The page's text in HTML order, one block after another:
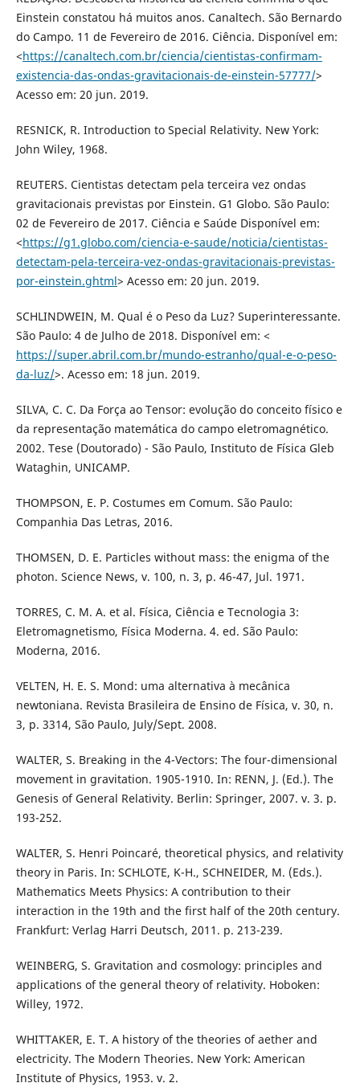
Einstein constatou há muitos anos. Canaltech. São Bernardo
do Campo. 11 de Fevereiro de 2016. Ciência. Disponível em:
<https://canaltech.com.br/ciencia/cientistas-confirmam-
existencia-das-ondas-gravitacionais-de-einstein-57777/>
Acesso em: 20 jun. 2019.
RESNICK, R. Introduction to Special Relativity. New York:
John Wiley, 1968.
REUTERS. Cientistas detectam pela terceira vez ondas
gravitacionais previstas por Einstein. G1 Globo. São Paulo:
02 de Fevereiro de 2017. Ciência e Saúde Disponível em:
<https://g1.globo.com/ciencia-e-saude/noticia/cientistas-
detectam-pela-terceira-vez-ondas-gravitacionais-previstas-
por-einstein.ghtml> Acesso em: 20 jun. 2019.
SCHLINDWEIN, M. Qual é o Peso da Luz? Superinteressante.
São Paulo: 4 de Julho de 2018. Disponível em: <
https://super.abril.com.br/mundo-estranho/qual-e-o-peso-
da-luz/>. Acesso em: 18 jun. 2019.
SILVA, C. C. Da Força ao Tensor: evolução do conceito físico e
da representação matemática do campo eletromagnético.
2002. Tese (Doutorado) - São Paulo, Instituto de Física Gleb
Wataghin, UNICAMP.
THOMPSON, E. P. Costumes em Comum. São Paulo:
Companhia Das Letras, 2016.
THOMSEN, D. E. Particles without mass: the enigma of the
photon. Science News, v. 100, n. 3, p. 46-47, Jul. 1971.
TORRES, C. M. A. et al. Física, Ciência e Tecnologia 3:
Eletromagnetismo, Física Moderna. 4. ed. São Paulo:
Moderna, 2016.
VELTEN, H. E. S. Mond: uma alternativa à mecânica
newtoniana. Revista Brasileira de Ensino de Física, v. 30, n.
3, p. 3314, São Paulo, July/Sept. 2008.
WALTER, S. Breaking in the 4-Vectors: The four-dimensional
movement in gravitation. 1905-1910. In: RENN, J. (Ed.). The
Genesis of General Relativity. Berlin: Springer, 2007. v. 3. p.
193-252.
WALTER, S. Henri Poincaré, theoretical physics, and relativity
theory in Paris. In: SCHLOTE, K-H., SCHNEIDER, M. (Eds.).
Mathematics Meets Physics: A contribution to their
interaction in the 19th and the first half of the 20th century.
Frankfurt: Verlag Harri Deutsch, 2011. p. 213-239.
WEINBERG, S. Gravitation and cosmology: principles and
applications of the general theory of relativity. Hoboken:
Willey, 1972.
WHITTAKER, E. T. A history of the theories of aether and
electricity. The Modern Theories. New York: American
Institute of Physics, 1953. v. 2.